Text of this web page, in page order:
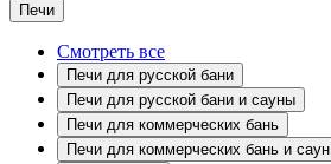
Печи
Смотреть все
Печи для русской бани
Печи для русской бани и сауны
Печи для коммерческих бань
Печи для коммерческих бань и саун